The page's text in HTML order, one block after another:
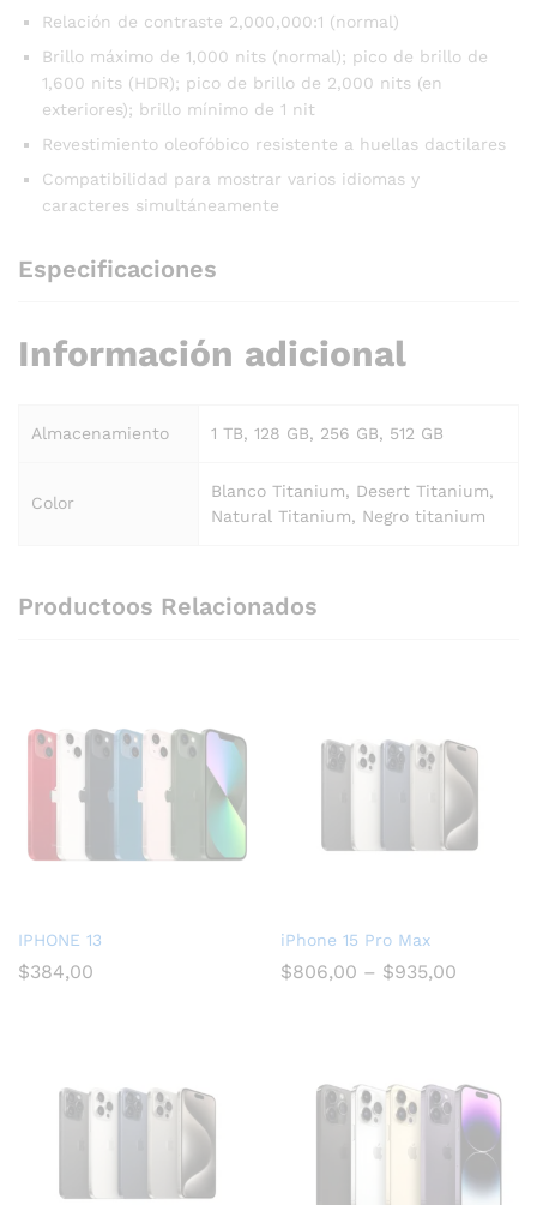
Relación de contraste 2,000,000:1 (normal)
Brillo máximo de 1,000 nits (normal); pico de brillo de
1,600 nits (HDR); pico de brillo de 2,000 nits (en
exteriores); brillo mínimo de 1 nit
Revestimiento oleofóbico resistente a huellas dactilares
Compatibilidad para mostrar varios idiomas y
caracteres simultáneamente
Especificaciones
Información adicional
Almacenamiento 1 TB, 128 GB, 256 GB, 512 GB
Color
Blanco Titanium, Desert Titanium,
Natural Titanium, Negro titanium
Productoos Relacionados
IPHONE 13
$384,00
iPhone 15 Pro Max
$806,00 – $935,00